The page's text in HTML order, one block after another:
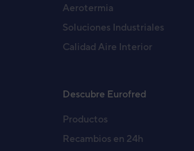
Aerotermia
Soluciones Industriales
Calidad Aire Interior
Descubre Eurofred
Productos
Recambios en 24h